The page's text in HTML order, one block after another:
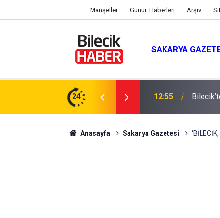
Manşetler Günün Haberleri Arşiv
SAKARYA
24 12:16 Yeni
Anasayfa Sakarya Gazetesi